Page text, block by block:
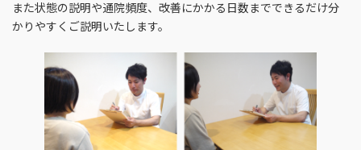
また状態の説明や通院頻度、改善にかかる日数までできるだけ分
かりやすくご説明いたします。